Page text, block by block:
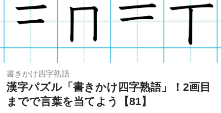
書きかけ四字熟語
漢字パズル「書きかけ四字熟語」！2画目
までで言葉を当てよう【81】